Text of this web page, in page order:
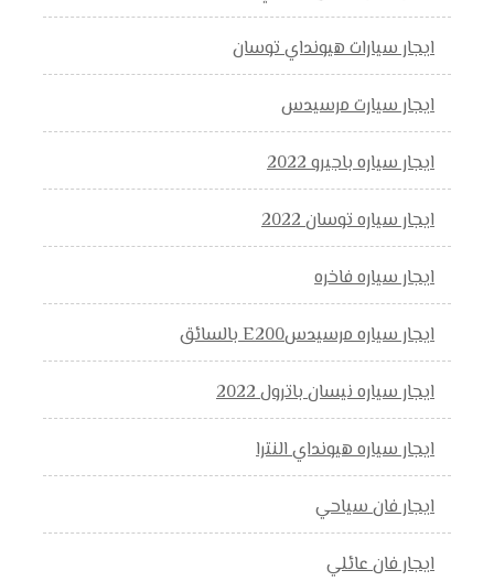
ايجار سيارات هيونداي توسان
ايجار سيارت مرسيدس
ايجار سياره باجيرو 2022
ايجار سياره توسان 2022
ايجار سياره فاخره
ايجار سياره مرسيدسE200 بالسائق
ايجار سياره نيسان باترول 2022
ايجار سياره هيونداي النترا
ايجار فان سياحي
ايجار فان عائلي